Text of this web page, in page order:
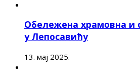
Обележена храмовна и
у Лепосавићу
13. мај 2025.